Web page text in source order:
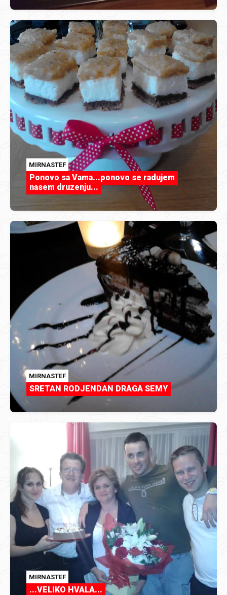
MIRNASTEF
Ponovo sa Vama...ponovo se radujem
nasem druzenju...
MIRNASTEF
SRETAN RODJENDAN DRAGA SEMY
MIRNASTEF
...VELIKO HVALA...